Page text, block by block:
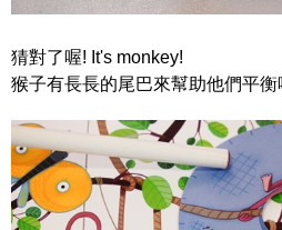
猜對了喔! It's monkey!
猴子有長長的尾巴來幫助他們平衡